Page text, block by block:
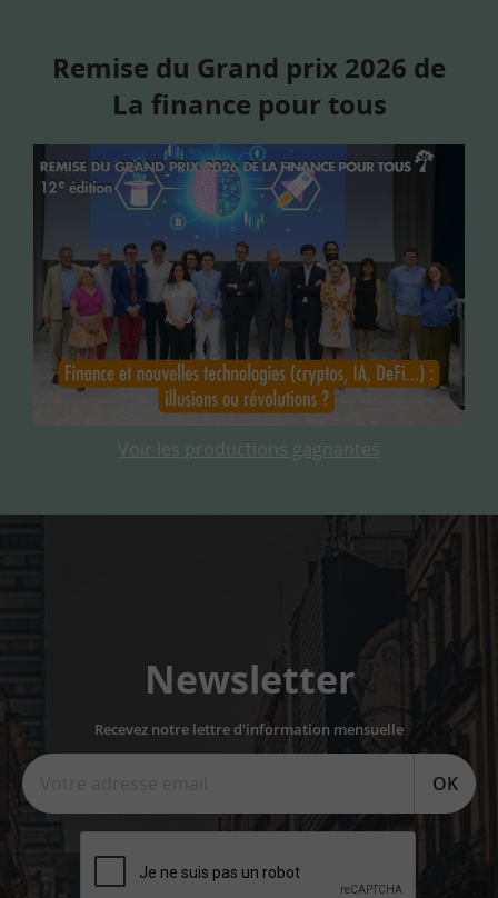
Remise du Grand prix 2026 de
La finance pour tous
Voir les productions gagnantes
Newsletter
Recevez notre lettre d'information mensuelle
OK